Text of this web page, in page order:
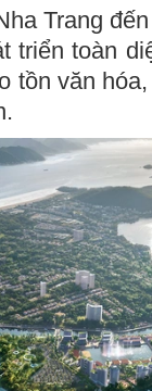
Trang
triển toàn
tồn văn